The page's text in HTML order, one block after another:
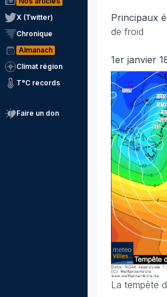
X (Twitter)
Chronique
Almanach
Climat région
T°C records
Faire un don
Principaux
de froid
1er janvier
La tempête